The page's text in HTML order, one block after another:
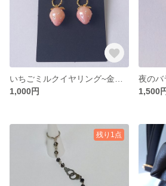
1,000円
夜のバ
1,500
残り1点